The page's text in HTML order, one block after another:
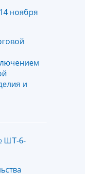
ноября
и
ШТ-6-